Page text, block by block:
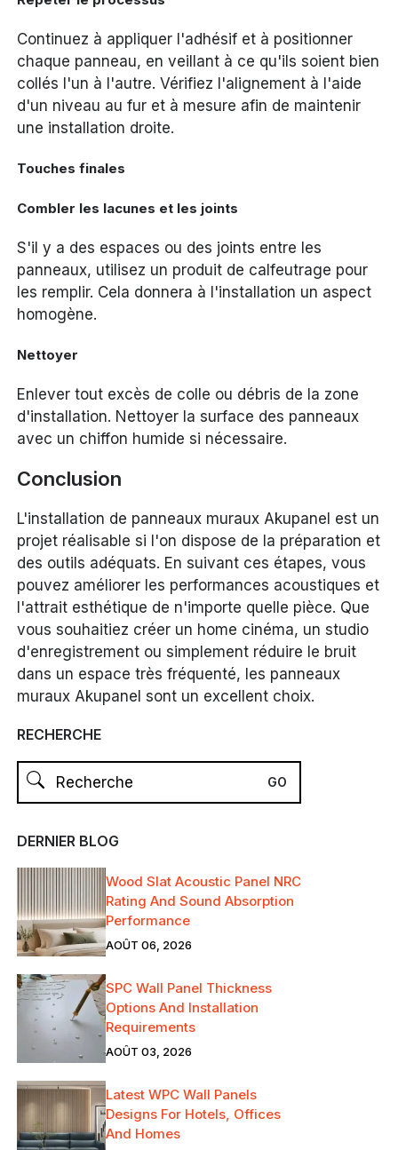
Continuez à appliquer l'adhésif et à positionner
chaque panneau, en veillant à ce qu'ils soient bien
collés l'un à l'autre. Vérifiez l'alignement à l'aide
d'un niveau au fur et à mesure afin de maintenir
une installation droite.
Touches finales
Combler les lacunes et les joints
S'il y a des espaces ou des joints entre les
panneaux, utilisez un produit de calfeutrage pour
les remplir. Cela donnera à l'installation un aspect
homogène.
Nettoyer
Enlever tout excès de colle ou débris de la zone
d'installation. Nettoyer la surface des panneaux
avec un chiffon humide si nécessaire.
Conclusion
L'installation de panneaux muraux Akupanel est un
projet réalisable si l'on dispose de la préparation et
des outils adéquats. En suivant ces étapes, vous
pouvez améliorer les performances acoustiques et
l'attrait esthétique de n'importe quelle pièce. Que
vous souhaitiez créer un home cinéma, un studio
d'enregistrement ou simplement réduire le bruit
dans un espace très fréquenté, les panneaux
muraux Akupanel sont un excellent choix.
RECHERCHE
DERNIER BLOG
Wood Slat Acoustic Panel NRC
Rating And Sound Absorption
Performance
AOÛT 06, 2026
SPC Wall Panel Thickness
Options And Installation
Requirements
AOÛT 03, 2026
Latest WPC Wall Panels
Designs For Hotels, Offices
And Homes